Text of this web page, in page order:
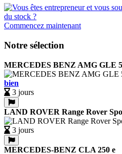
Commencez maintenant
Notre sélection
MERCEDES BENZ AMG GLE
bien
3 jours
LAND ROVER Range Rover
3 jours
MERCEDES-BENZ CLA 250 e